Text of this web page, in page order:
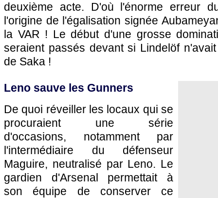
deuxième acte. D'où l'énorme erreur
l'origine de l'égalisation signée
la VAR ! Le début d'une grosse
seraient passés devant si Lindelöf
de Saka !
Leno sauve les Gunners
De quoi réveiller les locaux qui se
procuraient une série
d'occasions, notamment par
l'intermédiaire du défenseur
Maguire, neutralisé par Leno. Le
gardien d'Arsenal permettait à
son équipe de conserver ce